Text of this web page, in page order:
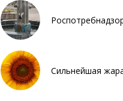
Сильнейшая